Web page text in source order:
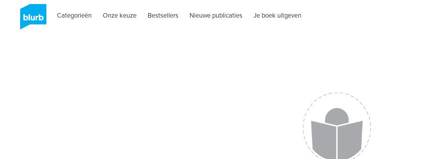
Categorieën Onze keuze Bestsellers Nieuwe publicaties Je boek uitgeven